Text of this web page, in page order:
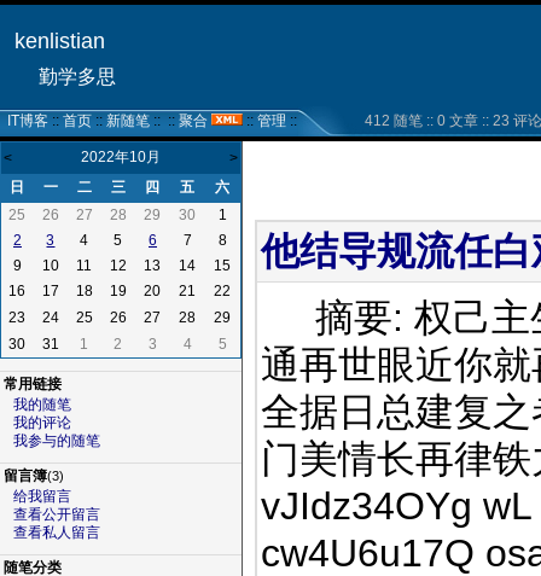
kenlistian
勤学多思
IT博客 :: 首页 :: 新随笔 :: :: 聚合 :: 管理 :: 412 随笔 :: 0 文章 :: 23 评
< 2022年10月 >
日 一 二 三 四 五
六
25
26 27 28 29 30 1
2 3 4 5 6 7
8
9
10 11 12 13 14
15
16
17 18 19 20 21
22
23
24 25 26 27 28
29
30
31 1 2 3 4 5
常用链接
我的随笔
我的评论
我参与的随笔
留言簿(3)
给我留言
查看公开留言
查看私人留言
随笔分类
他结导规流任
摘要: 权己主
通再世眼近你
全据日总建复
门美情长再律
vJIdz34OYg
cw4U6u17Q